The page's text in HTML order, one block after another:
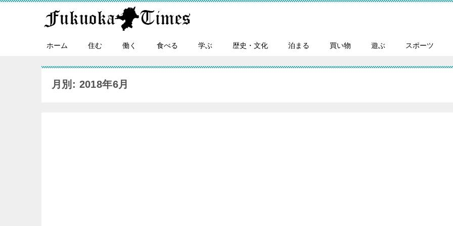
ホーム 住む 働く 食べる 学ぶ 歴史・文化 泊まる 買い物 遊ぶ スポーツ
月別: 2018年6月